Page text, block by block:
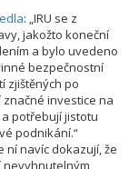
: „IRU se z
jakožto koneční
a bylo uvedeno
bezpečnostní
zjištěných po
investice na
potřebují jistotu
podnikání.“
navíc dokazují, že